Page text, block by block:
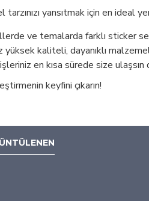
tarzınızı yansıtmak için en
ve temalarda farklı sticker
kaliteli, dayanıklı
en kısa sürede size
keyfini çıkarın!